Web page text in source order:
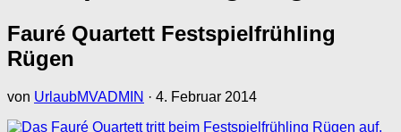
Fauré Quartett Festspielfrühling
Rügen
von UrlaubMVADMIN · 4. Februar 2014